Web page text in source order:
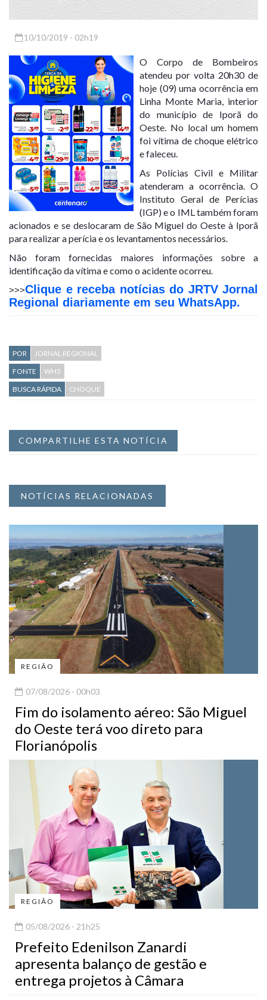
10/10/2019 - 02h19
O Corpo de Bombeiros
atendeu por volta 20h30 de
hoje (09) uma ocorrência em
Linha Monte Maria, interior
do município de Iporã do
Oeste. No local um homem
foi vítima de choque elétrico
e faleceu.
As Polícias Civil e Militar
atenderam a ocorrência. O
Instituto Geral de Perícias
(IGP) e o IML também foram
acionados e se deslocaram de São Miguel do Oeste à Iporã
para realizar a perícia e os levantamentos necessários.
Não foram fornecidas maiores informações sobre a
identificação da vítima e como o acidente ocorreu.
>>>Clique e receba notícias do JRTV Jornal
Regional diariamente em seu WhatsApp.
POR
JORNAL REGIONAL
FONTE
WH3
BUSCA RÁPIDA
CHOQUE
COMPARTILHE ESTA NOTÍCIA
NOTÍCIAS RELACIONADAS
REGIÃO
07/08/2026 - 00h03
Fim do isolamento aéreo: São Miguel
do Oeste terá voo direto para
Florianópolis
REGIÃO
05/08/2026 - 21h25
Prefeito Edenilson Zanardi
apresenta balanço de gestão e
entrega projetos à Câmara